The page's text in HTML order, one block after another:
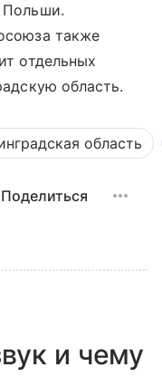
Польши.
также
отдельных
область.
область
Поделиться
и чему